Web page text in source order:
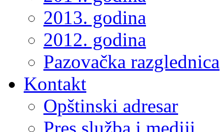
2013. godina
2012. godina
Pazovačka razglednica
Kontakt
Opštinski adresar
Pres služba i mediji